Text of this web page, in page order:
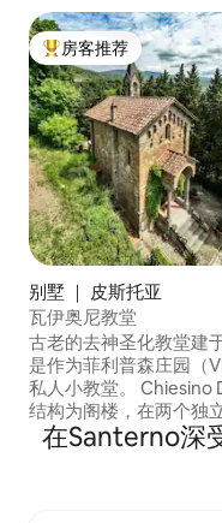
热门「房客推荐」
房客推荐
别墅 ｜ 皮斯托亚
瓦伊奥尼教堂
古老的去神圣化教堂建
是作为菲利普森庄园（
私人小教堂。 Chiesino
结构为阁楼，在两个独
间双人卧室。 外部设
房，私人花园内种植有
在Santerno深